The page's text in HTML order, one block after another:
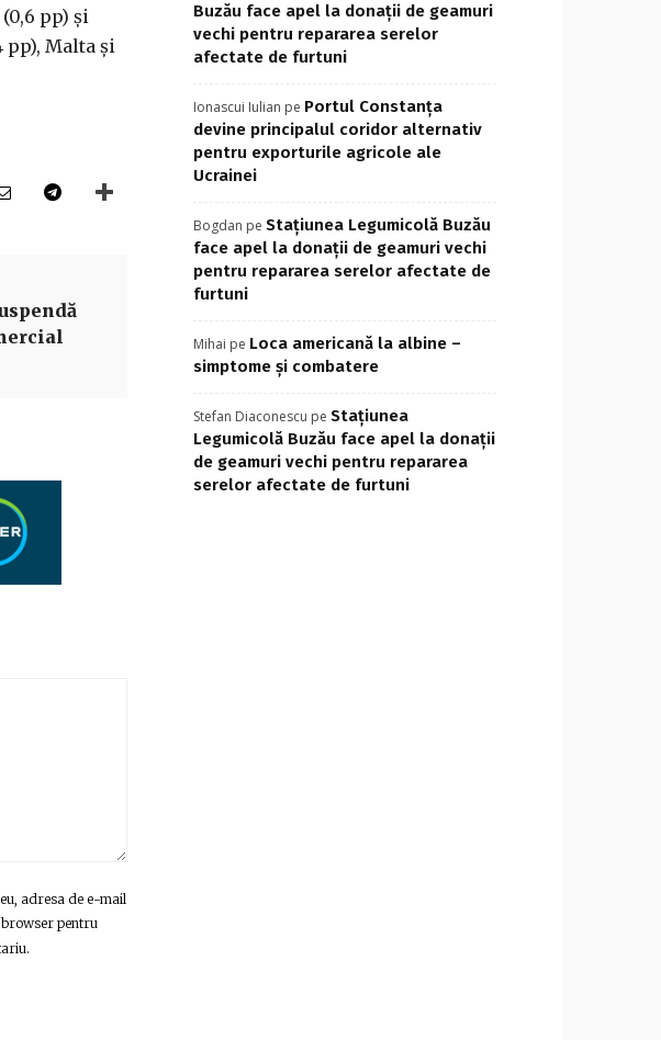
pp) şi
pp), Malta şi
adresa de e-mail
pentru
Buzău face apel la donații de geamuri
vechi pentru repararea serelor
afectate de furtuni
Ionascui Iulian pe Portul Constanța
devine principalul coridor alternativ
pentru exporturile agricole ale
Ucrainei
Bogdan pe Stațiunea Legumicolă Buzău
face apel la donații de geamuri vechi
pentru repararea serelor afectate de
furtuni
Mihai pe Loca americană la albine –
simptome și combatere
Stefan Diaconescu pe Stațiunea
Legumicolă Buzău face apel la donații
de geamuri vechi pentru repararea
serelor afectate de furtuni